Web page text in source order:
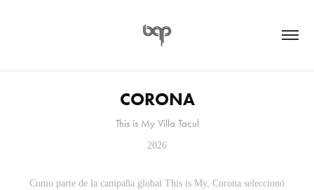
CORONA
2026
Como parte de la campaña global This is My, Corona seleccionó